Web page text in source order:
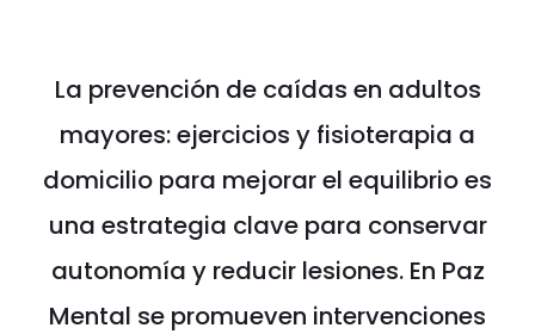
La prevención de caídas en adultos
mayores: ejercicios y fisioterapia a
domicilio para mejorar el equilibrio es
una estrategia clave para conservar
autonomía y reducir lesiones. En Paz
Mental se promueven intervenciones